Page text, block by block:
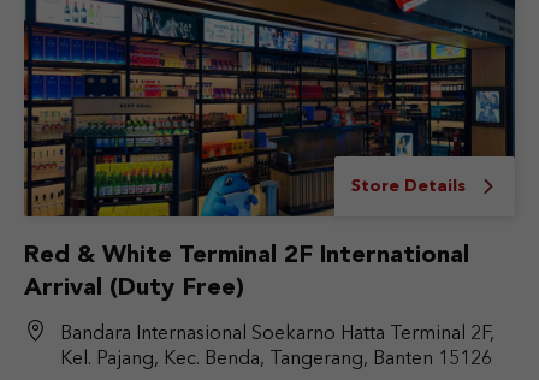
Store Details
Red & White Terminal 2F International
Arrival (Duty Free)
Bandara Internasional Soekarno Hatta Terminal 2F,
Kel. Pajang, Kec. Benda, Tangerang, Banten 15126